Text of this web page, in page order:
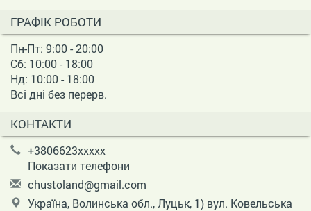
ГРАФІК РОБОТИ
Пн-Пт: 9:00 - 20:00
Сб: 10:00 - 18:00
Нд: 10:00 - 18:00
Всі дні без перерв.
КОНТАКТИ
+3806623xxxxx
Показати телефони
chustoland@gmail.com
Україна, Волинська обл., Луцьк, 1) вул. Ковельська